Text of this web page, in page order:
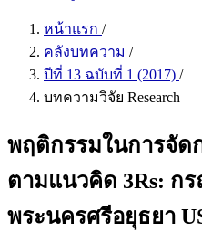
หน้าแรก /
คลังบทความ /
ปีที่ 13 ฉบับที่ 1 (2017) /
บทความวิจัย Research
พฤติกรรมในการจัด
ตามแนวคิด 3Rs: ก
พระนครศรีอยุธยา